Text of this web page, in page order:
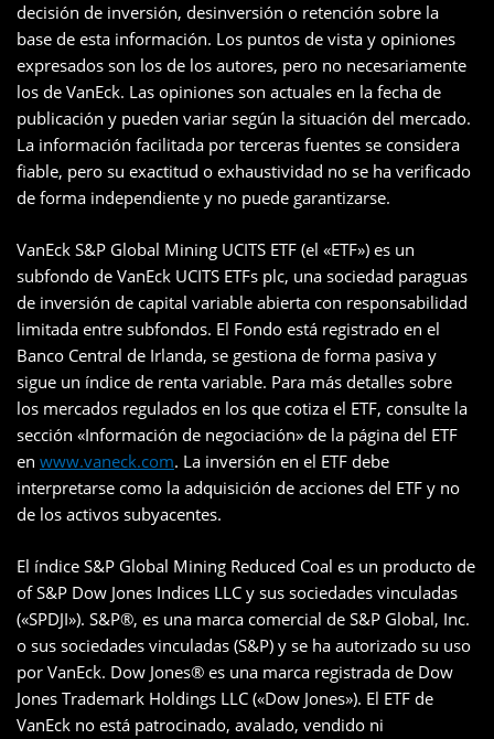
decisión de inversión, desinversión o retención sobre la
base de esta información. Los puntos de vista y opiniones
expresados son los de los autores, pero no necesariamente
los de VanEck. Las opiniones son actuales en la fecha de
publicación y pueden variar según la situación del mercado.
La información facilitada por terceras fuentes se considera
fiable, pero su exactitud o exhaustividad no se ha verificado
de forma independiente y no puede garantizarse.
VanEck S&P Global Mining UCITS ETF (el «ETF») es un
subfondo de VanEck UCITS ETFs plc, una sociedad paraguas
de inversión de capital variable abierta con responsabilidad
limitada entre subfondos. El Fondo está registrado en el
Banco Central de Irlanda, se gestiona de forma pasiva y
sigue un índice de renta variable. Para más detalles sobre
los mercados regulados en los que cotiza el ETF, consulte la
sección «Información de negociación» de la página del ETF
en www.vaneck.com. La inversión en el ETF debe
interpretarse como la adquisición de acciones del ETF y no
de los activos subyacentes.
El índice S&P Global Mining Reduced Coal es un producto de
of S&P Dow Jones Indices LLC y sus sociedades vinculadas
(«SPDJI»). S&P®, es una marca comercial de S&P Global, Inc.
o sus sociedades vinculadas (S&P) y se ha autorizado su uso
por VanEck. Dow Jones® es una marca registrada de Dow
Jones Trademark Holdings LLC («Dow Jones»). El ETF de
VanEck no está patrocinado, avalado, vendido ni